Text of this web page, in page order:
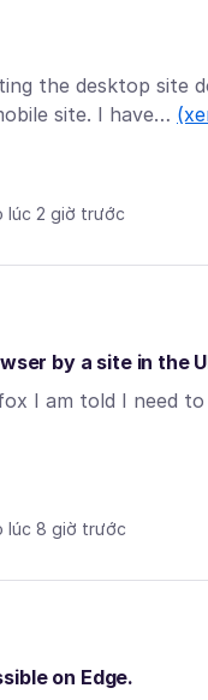
the desktop
site. I have…
lúc 2 giờ trước
by a site in the
I am told I need
lúc 8 giờ trước
on Edge.